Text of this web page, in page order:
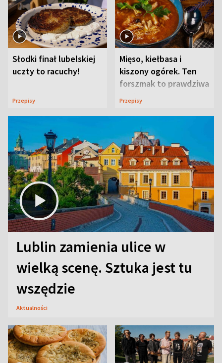
Słodki finał lubelskiej
uczty to racuchy!
Przepisy
Mięso, kiełbasa i
kiszony ogórek. Ten
forszmak to prawdziwa
uczta
Przepisy
Lublin zamienia ulice w
wielką scenę. Sztuka jest tu
wszędzie
Aktualności